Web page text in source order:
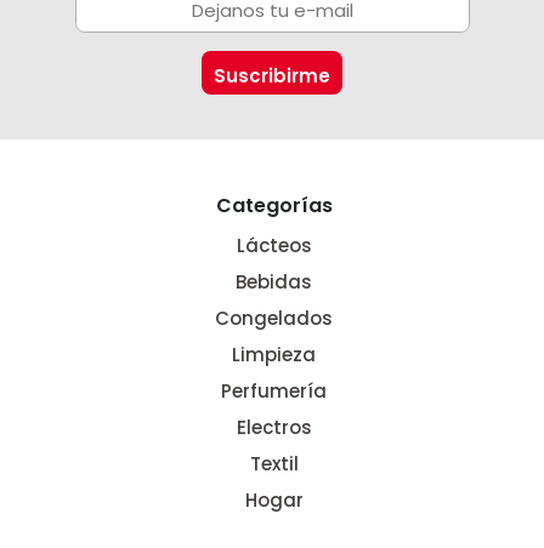
Categorías
Lácteos
Bebidas
Congelados
Limpieza
Perfumería
Electros
Textil
Hogar